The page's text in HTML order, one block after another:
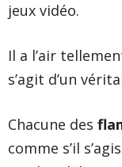
jeux vidéo.
Il a l’air
s’agit d’un
Chacune des
comme s’il